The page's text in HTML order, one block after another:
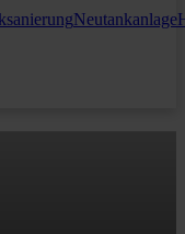
Neutankanlage